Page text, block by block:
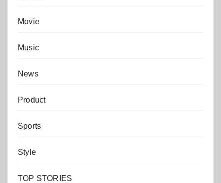
Movie
Music
News
Product
Sports
Style
TOP STORIES